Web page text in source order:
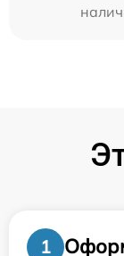
1